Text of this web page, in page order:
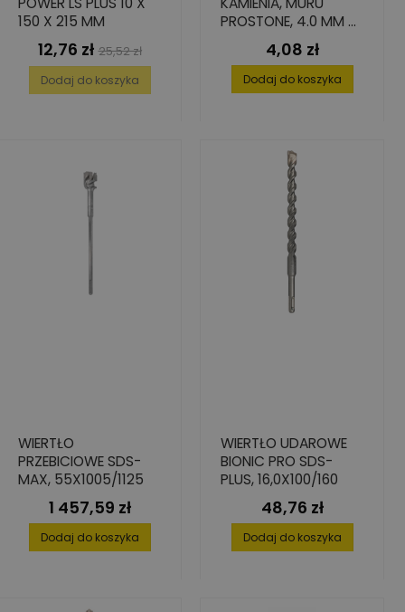
150 X 215 MM
Cena
12,76 zł Cena
podstawowa
25,52 zł
Dodaj do koszyka
PROSTONE, 4.0 MM X
40 MM X 75 MM
Cena
4,08 zł
Dodaj do koszyka
WIERTŁO
PRZEBICIOWE SDS-
MAX, 55X1005/1125
Cena
1 457,59 zł
Dodaj do koszyka
WIERTŁO UDAROWE
BIONIC PRO SDS-
PLUS, 16,0X100/160
Cena
48,76 zł
Dodaj do koszyka